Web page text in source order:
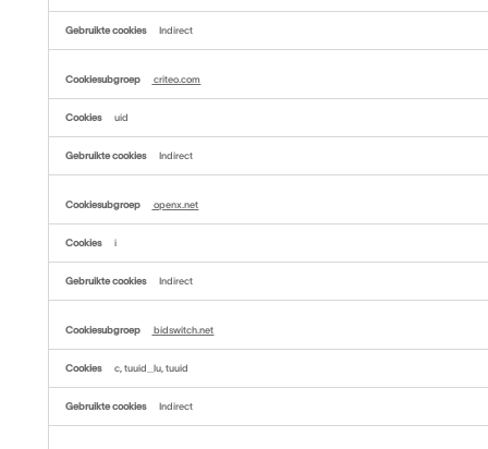
Indirect
criteo.com
uid
Indirect
openx.net
i
Indirect
bidswitch.net
c, tuuid_lu, tuuid
Indirect